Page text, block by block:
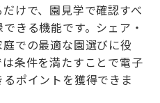
けで、園見学で確認すべ
きる機能です。シェア・
での最適な園選びに役
条件を満たすことで電子
ポイントを獲得できま